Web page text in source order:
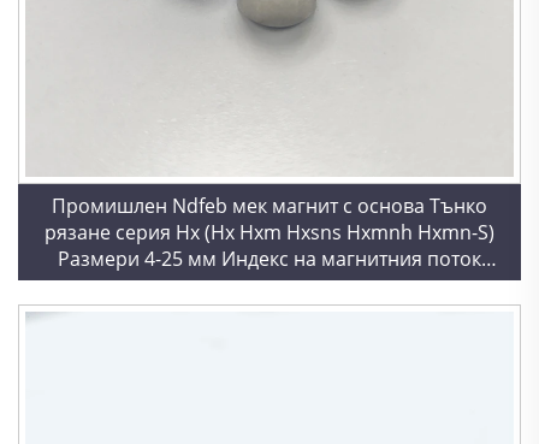
Промишлен Ndfeb мек магнит с основа Тънко
рязане серия Hx (Hx Hxm Hxsns Hxmnh Hxmn-S)
Размери 4-25 мм Индекс на магнитния поток
50kGmm 1%